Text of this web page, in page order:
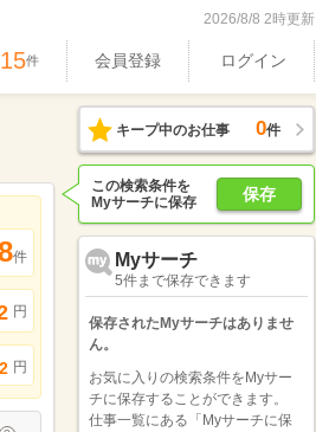
2026/8/8 2時更新
件 会員登録 ログイン
件
円
円
キープ中のお仕事 0件
保存
この検索条件を
Myサーチに保存
Myサーチ
5件まで保存できます
保存されたMyサーチはありませ
ん。
お気に入りの検索条件をMyサー
チに保存することができます。
仕事一覧にある「Myサーチに保